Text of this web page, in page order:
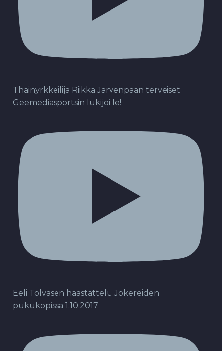
Thainyrkkeilijä Riikka Järvenpään terveiset
Geemediasportsin lukijoille!
Eeli Tolvasen haastattelu Jokereiden
pukukopissa 1.10.2017